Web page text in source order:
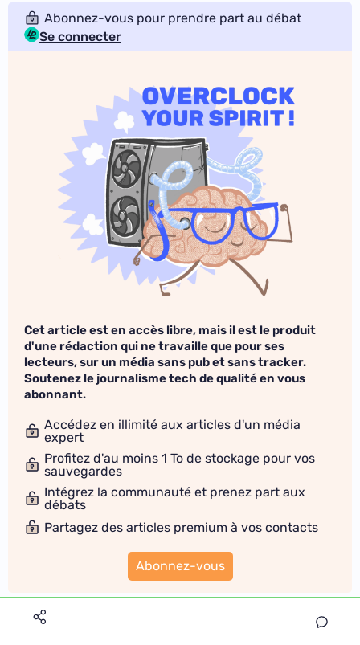
Abonnez-vous pour prendre part au débat
Se connecter
Cet article est en accès libre, mais il est le produit
d'une rédaction qui ne travaille que pour ses
lecteurs, sur un média sans pub et sans tracker.
Soutenez le journalisme tech de qualité en vous
abonnant.
Accédez en illimité aux articles d'un média
expert
Profitez d'au moins 1 To de stockage pour vos
sauvegardes
Intégrez la communauté et prenez part aux
débats
Partagez des articles premium à vos contacts
Abonnez-vous